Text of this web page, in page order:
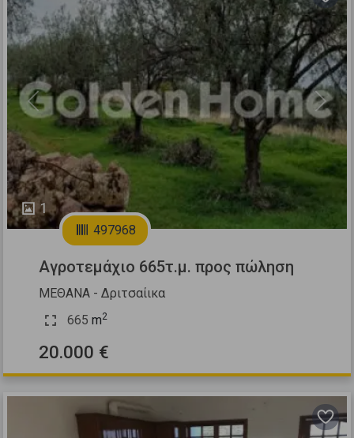
1
Previous Next
497968
Αγροτεμάχιο 665τ.μ. προς πώληση
ΜΕΘΑΝΑ - Δριτσαίικα
665 m2
20.000 €